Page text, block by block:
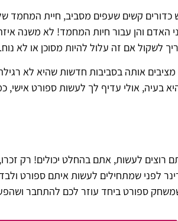
קשים שעפים מסביב, חיית המחמד
האדם והן עבור חיות המחמד! לא משנה
לשקול אם זה עלול להיות מסוכן או לא נוח.
אותה בסביבות חדשות שהיא לא רגילה
בעיה, אולי עדיף לך לעשות ספורט
לעשות, אתם בהחלט יכולים! רק
לפני שמתחילים לעשות איתם ספורט
ספורט ביחד עוזר לכם להתחבר